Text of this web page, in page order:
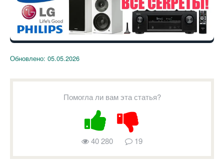
Обновлено: 05.05.2026
Помогла ли вам эта статья?
40 280 19